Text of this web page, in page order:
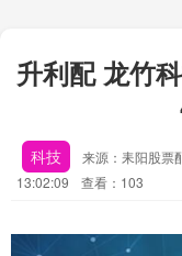
升利配 龙竹
科技 来源：耒阳股票
13:02:09
查看：103